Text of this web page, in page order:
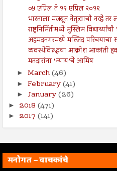
०५ एप्रिल ते ११ एप्रिल २०१९
भारताला मजबूत नेतृत्वाची नव्हे तर
राष्ट्रनिर्मितीमध्ये मुस्लिम
अहमदनगरमध्ये मस्जिद परिचयाचा
व्यवस्थेविरूद्धचा आक्रोश आकांती
मतदारांना ‘न्याय’चे आमिष
► March(46)
► February(41)
► January(26)
► 2018 (471)
► 2017 (141)
मनोगत – वाचकांचे